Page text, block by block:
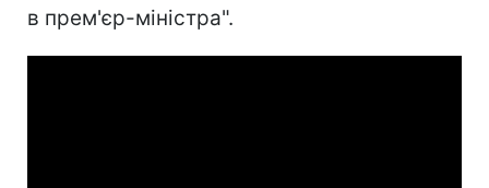
в прем'єр-міністра".